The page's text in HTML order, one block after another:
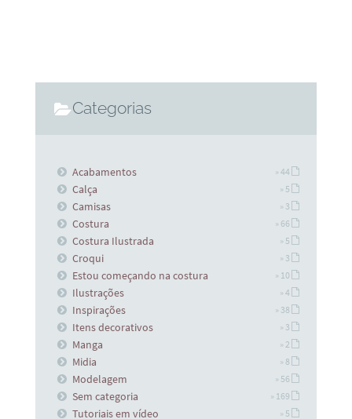
Categorias
Acabamentos » 44
Calça » 5
Camisas » 3
Costura » 66
Costura Ilustrada » 5
Croqui » 3
Estou começando na costura » 10
Ilustrações » 4
Inspirações » 38
Itens decorativos » 3
Manga » 2
Midia » 8
Modelagem » 56
Sem categoria » 169
Tutoriais em vídeo » 5